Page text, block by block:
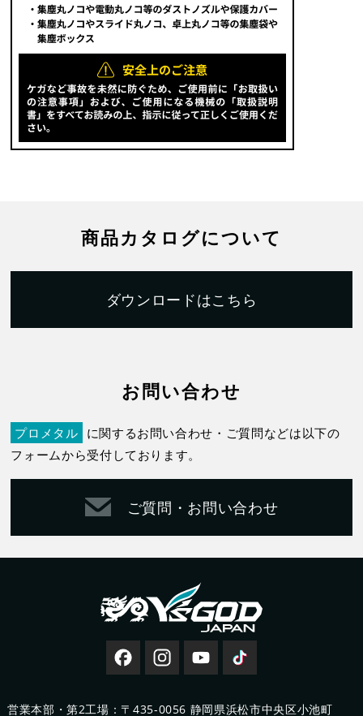
商品カタログについて
ダウンロードはこちら
お問い合わせ
プロメタル に関するお問い合わせ・ご質問などは以下の
フォームから受付しております。
ご質問・お問い合わせ
営業本部・第2工場：〒435-0056 静岡県浜松市中央区小池町